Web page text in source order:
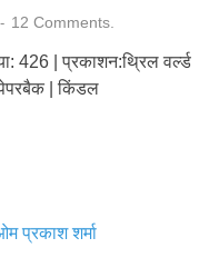
- 12 Comments.
426 | प्रकाशन:थ्रिल वर्ल्ड
पेपरबैक | किंडल